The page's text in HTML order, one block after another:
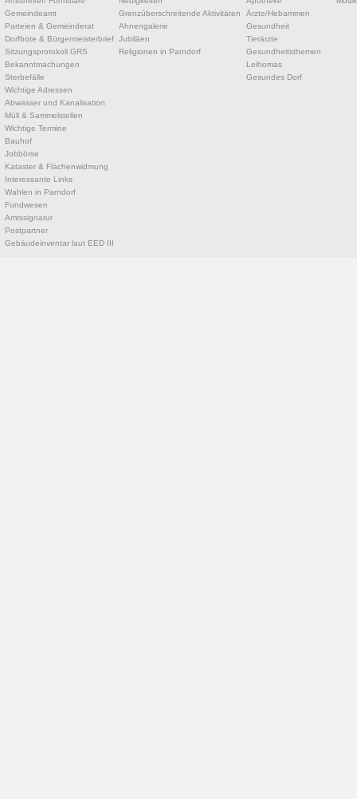
Gemeindeamt
Parteien & Gemeinderat
Dorfbote & Bürgermeisterbrief
Sitzungsprotokoll GRS
Bekanntmachungen
Sterbefälle
Wichtige Adressen
Abwasser und Kanalisation
Müll & Sammelstellen
Wichtige Termine
Bauhof
Jobbörse
Kataster & Flächenwidmung
Interessante Links
Wahlen in Parndorf
Fundwesen
Amtssignatur
Postpartner
Gebäudeinventar laut EED III
Grenzüberschreitende Aktivitäten
Ahnengalerie
Jubiläen
Religionen in Parndorf
Ärzte/Hebammen
Gesundheit
Tierärzte
Gesundheitsthemen
Leihomas
Gesundes Dorf